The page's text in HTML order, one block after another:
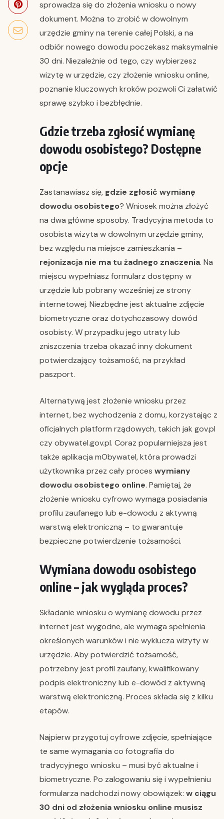
sprowadza się do złożenia wniosku o nowy
dokument. Można to zrobić w dowolnym
urzędzie gminy na terenie całej Polski, a na
odbiór nowego dowodu poczekasz maksymalnie
30 dni. Niezależnie od tego, czy wybierzesz
wizytę w urzędzie, czy złożenie wniosku online,
poznanie kluczowych kroków pozwoli Ci załatwić
sprawę szybko i bezbłędnie.
Gdzie trzeba zgłosić wymianę
dowodu osobistego? Dostępne
opcje
Zastanawiasz się, gdzie zgłosić wymianę
dowodu osobistego? Wniosek można złożyć
na dwa główne sposoby. Tradycyjna metoda to
osobista wizyta w dowolnym urzędzie gminy,
bez względu na miejsce zamieszkania –
rejonizacja nie ma tu żadnego znaczenia. Na
miejscu wypełniasz formularz dostępny w
urzędzie lub pobrany wcześniej ze strony
internetowej. Niezbędne jest aktualne zdjęcie
biometryczne oraz dotychczasowy dowód
osobisty. W przypadku jego utraty lub
zniszczenia trzeba okazać inny dokument
potwierdzający tożsamość, na przykład
paszport.
Alternatywą jest złożenie wniosku przez
internet, bez wychodzenia z domu, korzystając z
oficjalnych platform rządowych, takich jak gov.pl
czy obywatel.gov.pl. Coraz popularniejsza jest
także aplikacja mObywatel, która prowadzi
użytkownika przez cały proces wymiany
dowodu osobistego online. Pamiętaj, że
złożenie wniosku cyfrowo wymaga posiadania
profilu zaufanego lub e-dowodu z aktywną
warstwą elektroniczną – to gwarantuje
bezpieczne potwierdzenie tożsamości.
Wymiana dowodu osobistego
online – jak wygląda proces?
Składanie wniosku o wymianę dowodu przez
internet jest wygodne, ale wymaga spełnienia
określonych warunków i nie wyklucza wizyty w
urzędzie. Aby potwierdzić tożsamość,
potrzebny jest profil zaufany, kwalifikowany
podpis elektroniczny lub e-dowód z aktywną
warstwą elektroniczną. Proces składa się z kilku
etapów.
Najpierw przygotuj cyfrowe zdjęcie, spełniające
te same wymagania co fotografia do
tradycyjnego wniosku – musi być aktualne i
biometryczne. Po zalogowaniu się i wypełnieniu
formularza nadchodzi nowy obowiązek: w ciągu
30 dni od złożenia wniosku online musisz